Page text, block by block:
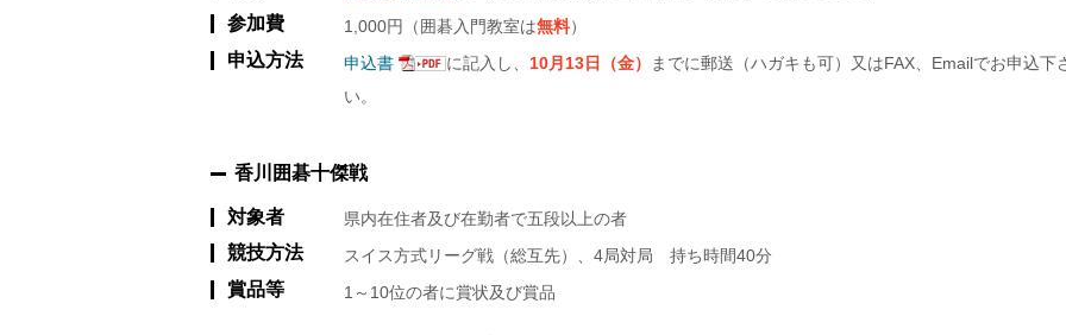
参加費 1,000円（囲碁入門教室は無料）
申込方法 申込書 に記入し、 10月13日（金）
までに郵送（ハガキも可）又はFAX、Emailでお申込下
い。
香川囲碁十傑戦
対象者 県内在住者及び在勤者で五段以上の者
競技方法 スイス方式リーグ戦（総互先）、4局対局 持ち時間40分
賞品等 1～10位の者に賞状及び賞品